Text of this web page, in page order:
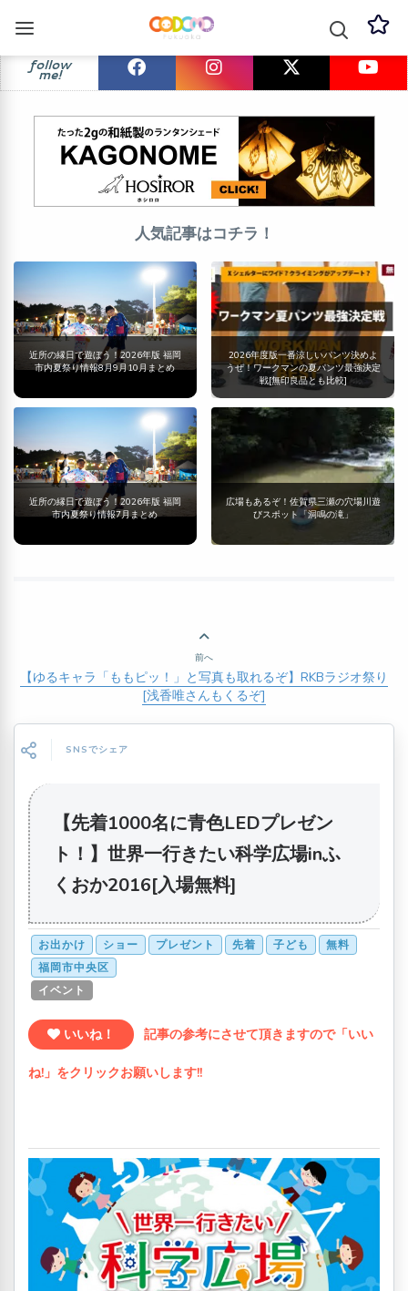
follow
me!
人気記事はコチラ！
近所の縁日で遊ぼう！2026年版 福岡
市内夏祭り情報8月9月10月まとめ
2026年度版一番涼しいパンツ決めよ
うぜ！ワークマンの夏パンツ最強決定
戦[無印良品とも比較]
近所の縁日で遊ぼう！2026年版 福岡
市内夏祭り情報7月まとめ
広場もあるぞ！佐賀県三瀬の穴場川遊
びスポット「洞鳴の滝」
前へ
【ゆるキャラ「ももピッ！」と写真も取れるぞ】RKBラジオ祭り
[浅香唯さんもくるぞ]
SNSでシェア
【先着1000名に青色LEDプレゼン
ト！】世界一行きたい科学広場inふ
くおか2016[入場無料]
お出かけ ショー プレゼント 先着 子ども
無料
福岡市中央区
イベント
いいね！ 記事の参考にさせて頂きますので「いい
ね!」をクリックお願いします!!